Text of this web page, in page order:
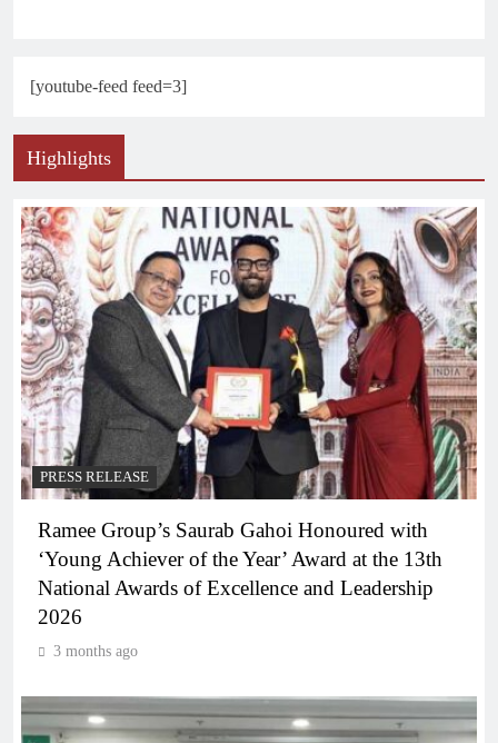
[youtube-feed feed=3]
Highlights
PRESS RELEASE
Ramee Group’s Saurab Gahoi Honoured with
‘Young Achiever of the Year’ Award at the 13th
National Awards of Excellence and Leadership
2026
3 months ago